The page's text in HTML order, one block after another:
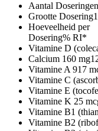
Aantal
Grootte Dosering
Hoeveelheid per
Dosering% RI*
Vitamine D
Calcium 160 mg
Vitamine A 917
Vitamine C
Vitamine E
Vitamine K 25
Vitamine B1
Vitamine B2